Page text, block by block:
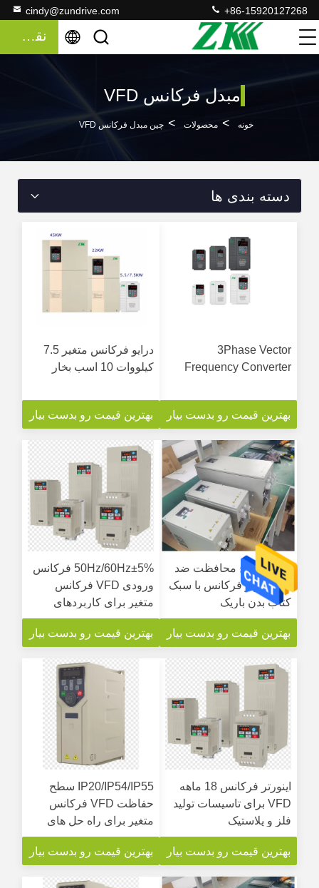
cindy@zundrive.com +86-15920127268
نقل قول
مبدل فرکانس VFD
خونه > محصولات > چین مبدل فرکانس VFD
دسته بندی ها
3Phase Vector
Frequency Converter
بهترین قیمت رو بدست بیار
درایو فرکانس متغیر 7.5
کیلووات 10 اسب بخار
بهترین قیمت رو بدست بیار
IP54 سطح محافظت ضد
آب اینورتر فرکانس با سبک
کتاب بدن باریک
بهترین قیمت رو بدست بیار
50Hz/60Hz±5% فرکانس
ورودی VFD فرکانس
متغیر برای کاربردهای
سنگین
بهترین قیمت رو بدست بیار
اینورتر فرکانس 18 ماهه
VFD برای تاسیسات تولید
فلز و پلاستیک
بهترین قیمت رو بدست بیار
IP20/IP54/IP55 سطح
حفاظت VFD فرکانس
متغیر برای راه حل های
سفارشی
بهترین قیمت رو بدست بیار